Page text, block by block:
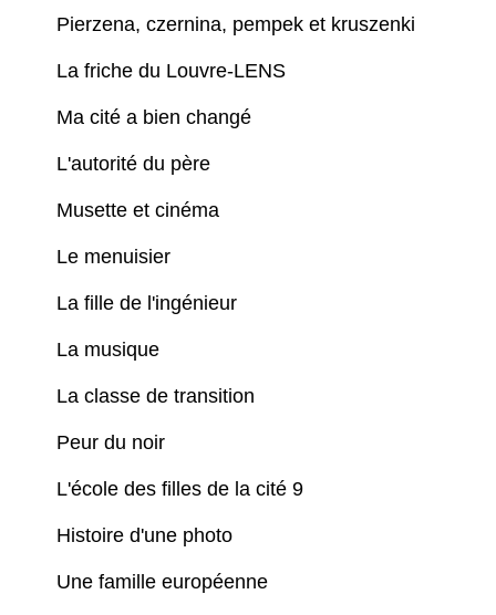
Pierzena, czernina, pempek et kruszenki
La friche du Louvre-LENS
Ma cité a bien changé
L'autorité du père
Musette et cinéma
Le menuisier
La fille de l'ingénieur
La musique
La classe de transition
Peur du noir
L'école des filles de la cité 9
Histoire d'une photo
Une famille européenne